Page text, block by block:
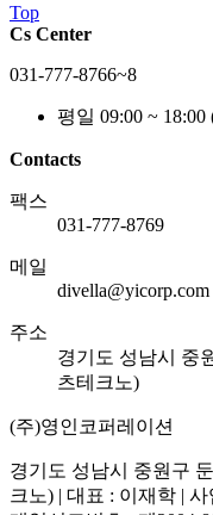
Top
Cs Center
031-777-8766~8
평일 09:00 ~ 18:00
Contacts
팩스
031-777-8769
메일
divella@yicorp.com
주소
경기도 성남시 중
츠테크노)
(주)영인코퍼레이션
경기도 성남시 중원구
크노) | 대표 : 이재학 |